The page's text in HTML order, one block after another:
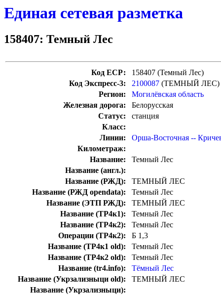
Единая сетевая разметка
158407: Темный Лес
Код ЕСР:
158407 (Темный Лес)
Код Экспресс-3:
2100087 (ТЕМНЫЙ ЛЕС)
Регион:
Могилёвская область
Железная дорога:
Белорусская
Статус:
станция
Класс:
Линии:
Орша-Восточная --
Километраж:
Название:
Темный Лес
Название (англ.):
Название (РЖД):
ТЕМНЫЙ ЛЕС
Название (РЖД opendata):
Темный Лес
Название (ЭТП РЖД):
ТЕМНЫЙ ЛЕС
Название (ТР4к1):
Темный Лес
Название (ТР4к2):
Темный Лес
Операции (ТР4к2):
Б 1,3
Название (ТР4к1 old):
Темный Лес
Название (ТР4к2 old):
Темный Лес
Название (tr4.info):
Тёмный Лес
Название (Укрзализныци old):
ТЕМНЫЙ ЛЕС
Название (Укрзализныци):